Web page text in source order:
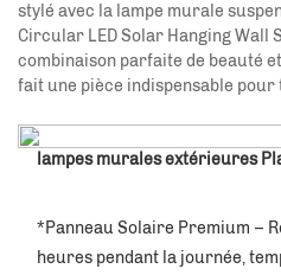
stylé avec la lampe murale
Circular LED Solar Hanging Wall
combinaison parfaite de beauté
fait une pièce indispensable
lampes murales extérieures
*Panneau Solaire Premium –
heures pendant la journée,